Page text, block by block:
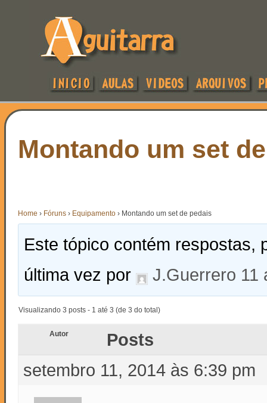
Montando um set
Home › Fóruns › Equipamento › Montando um set de pedais
Este tópico contém respostas,
última vez por
J.Guerrero 11
Visualizando 3 posts - 1 até 3 (de 3 do total)
Autor
Posts
setembro 11, 2014 às 6:39 pm